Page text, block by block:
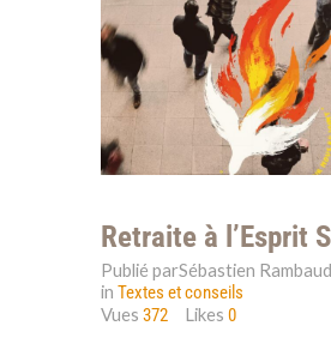
Retraite à l’Esprit
Publié parSébastien Rambaud
in Textes et conseils
Vues 372 Likes0